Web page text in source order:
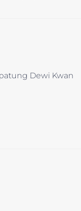
Dewi Kwan